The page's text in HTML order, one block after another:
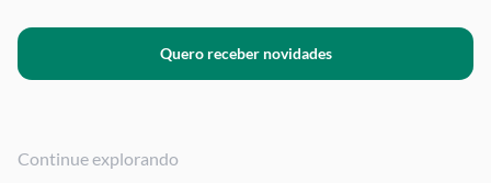
Quero receber novidades
Continue explorando